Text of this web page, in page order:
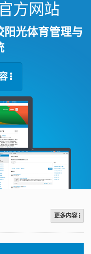
方网站
光体育管理与
更多内容